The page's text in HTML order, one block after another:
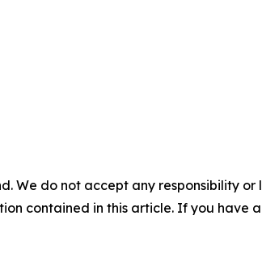
We do not accept any responsibility
contained in this article. If you have